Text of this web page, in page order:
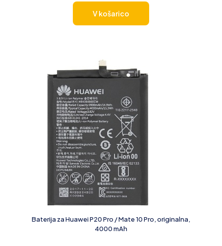
V košarico
Baterija za Huawei P20 Pro / Mate 10 Pro, originalna,
4000 mAh